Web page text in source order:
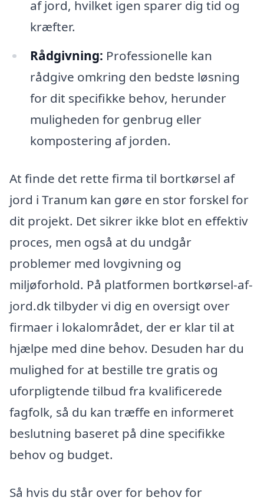
af jord, hvilket igen sparer dig tid og
kræfter.
Rådgivning: Professionelle kan
rådgive omkring den bedste løsning
for dit specifikke behov, herunder
muligheden for genbrug eller
kompostering af jorden.
At finde det rette firma til bortkørsel af
jord i Tranum kan gøre en stor forskel for
dit projekt. Det sikrer ikke blot en effektiv
proces, men også at du undgår
problemer med lovgivning og
miljøforhold. På platformen bortkørsel-af-
jord.dk tilbyder vi dig en oversigt over
firmaer i lokalområdet, der er klar til at
hjælpe med dine behov. Desuden har du
mulighed for at bestille tre gratis og
uforpligtende tilbud fra kvalificerede
fagfolk, så du kan træffe en informeret
beslutning baseret på dine specifikke
behov og budget.
Så hvis du står over for behov for